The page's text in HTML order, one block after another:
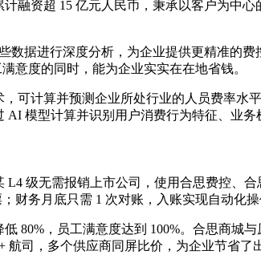
融资超 15 亿元人民币，秉承以客户为中
数据进行深度分析，为企业提供更精准的
意度的同时，能为企业实实在在地省钱。
可计算并预测企业所处行业的人员费率
模型计算并识别用户消费行为特征、业
级无需报销上市公司，使用合思费控、
财务月底只需 1 次对账，入账实现自动化
80%，员工满意度达到 100%。合思商城
司，多个供应商同屏比价，为企业节省